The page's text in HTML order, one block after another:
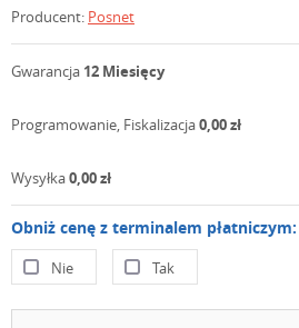
Producent: Posnet
Gwarancja 12 Miesięcy
Programowanie, Fiskalizacja0,00 zł
Wysyłka0,00 zł
Obniż cenę z terminalem płatniczym:
Nie Tak